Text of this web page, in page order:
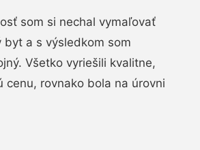
som si nechal vymaľovať
byt a s výsledkom som
Všetko vyriešili kvalitne,
cenu, rovnako bola na úrovni